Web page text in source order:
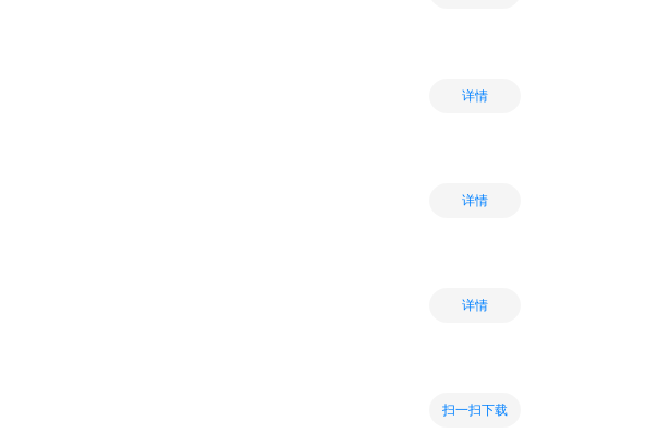
详情
详情
详情
扫一扫下载